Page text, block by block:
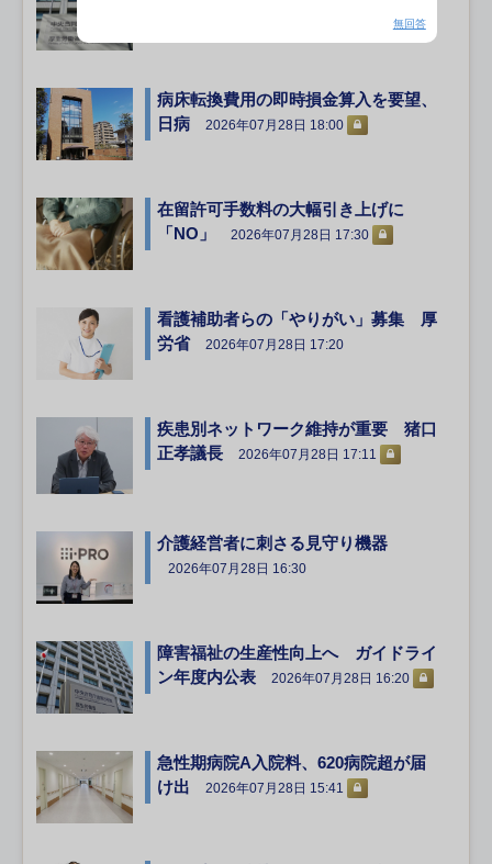
病床転換費用の即時損金算入を要望、
日病
2026年07月28日 18:00
在留許可手数料の大幅引き上げに
「NO」
2026年07月28日 17:30
看護補助者らの「やりがい」募集 厚
労省
2026年07月28日 17:20
疾患別ネットワーク維持が重要 猪口
正孝議長
2026年07月28日 17:11
介護経営者に刺さる見守り機器
2026年07月28日 16:30
障害福祉の生産性向上へ ガイドライ
ン年度内公表
2026年07月28日 16:20
急性期病院A入院料、620病院超が届
け出
2026年07月28日 15:41
無回答